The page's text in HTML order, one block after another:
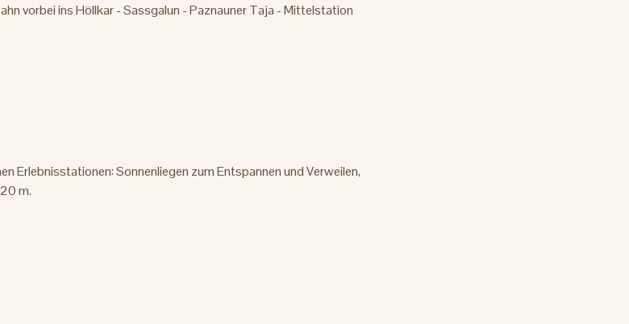
vorbei ins Höllkar - Sassgalun - Paznauner Taja - Mittelstation
Erlebnisstationen: Sonnenliegen zum Entspannen und Verweilen,
m.